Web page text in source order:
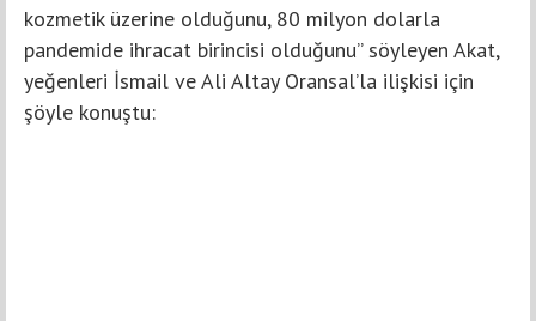
kozmetik üzerine olduğunu, 80 milyon dolarla
pandemide ihracat birincisi olduğunu” söyleyen Akat,
yeğenleri İsmail ve Ali Altay Oransal’la ilişkisi için
şöyle konuştu: